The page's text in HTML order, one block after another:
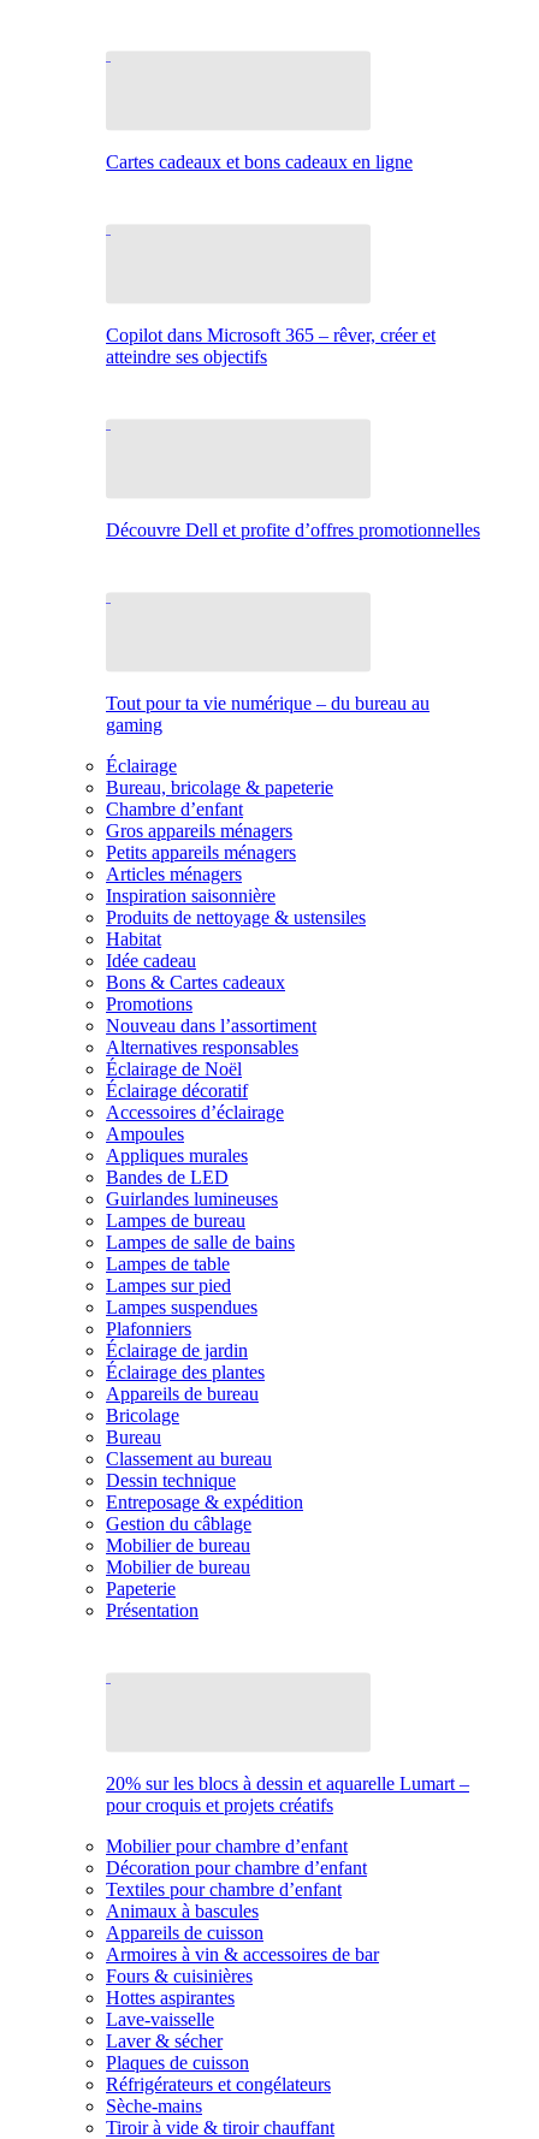
Cartes cadeaux et bons cadeaux en ligne
Copilot dans Microsoft 365 – rêver, créer et
atteindre ses objectifs
Découvre Dell et profite d’offres promotionnelles
Tout pour ta vie numérique – du bureau au
gaming
Éclairage
Bureau, bricolage & papeterie
Chambre d’enfant
Gros appareils ménagers
Petits appareils ménagers
Articles ménagers
Inspiration saisonnière
Produits de nettoyage & ustensiles
Habitat
Idée cadeau
Bons & Cartes cadeaux
Promotions
Nouveau dans l’assortiment
Alternatives responsables
Éclairage de Noël
Éclairage décoratif
Accessoires d’éclairage
Ampoules
Appliques murales
Bandes de LED
Guirlandes lumineuses
Lampes de bureau
Lampes de salle de bains
Lampes de table
Lampes sur pied
Lampes suspendues
Plafonniers
Éclairage de jardin
Éclairage des plantes
Appareils de bureau
Bricolage
Bureau
Classement au bureau
Dessin technique
Entreposage & expédition
Gestion du câblage
Mobilier de bureau
Mobilier de bureau
Papeterie
Présentation
20% sur les blocs à dessin et aquarelle Lumart –
pour croquis et projets créatifs
Mobilier pour chambre d’enfant
Décoration pour chambre d’enfant
Textiles pour chambre d’enfant
Animaux à bascules
Appareils de cuisson
Armoires à vin & accessoires de bar
Fours & cuisinières
Hottes aspirantes
Lave-vaisselle
Laver & sécher
Plaques de cuisson
Réfrigérateurs et congélateurs
Sèche-mains
Tiroir à vide & tiroir chauffant